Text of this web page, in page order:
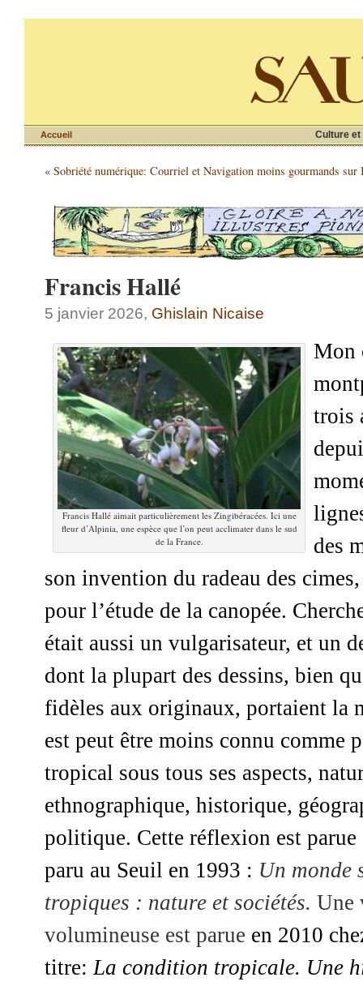
Culture et
Accueil
« Sobriété numérique: Courriel et Navigation moins gourmands sur
Francis Hallé
5 janvier 2026, Ghislain Nicaise
Francis Hallé aimait particulièrement les Zingibéracées. Ici une
fleur d’Alpinia, une espèce que l’on peut acclimater dans le sud
de la France.
Mon
trois
des
son invention du radeau des
pour l’étude de la canopée.
était aussi un vulgarisateur, et un
dont la plupart des dessins, bien
fidèles aux originaux, portaient la
est peut être moins connu comme
tropical sous tous ses aspects,
ethnographique, historique,
politique. Cette réflexion est
paru au Seuil en 1993 : Un monde
tropiques : nature et sociétés. Une
volumineuse est parue en 2010
titre:La condition tropicale. Une